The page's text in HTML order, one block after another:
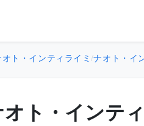
オト・インティライミ/ナオト・イ
オト・インテ